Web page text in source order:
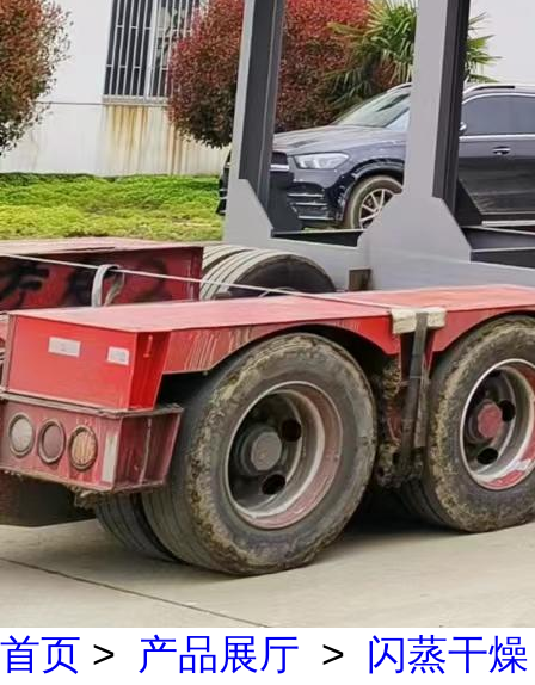
首页 > 产品展厅 > 闪蒸干燥